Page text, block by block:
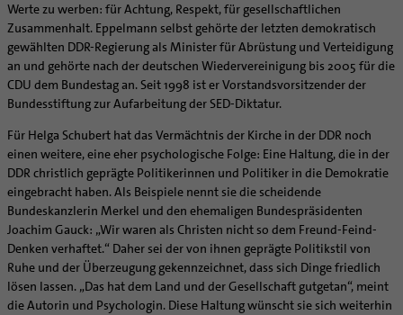
Werte zu werben: für Achtung, Respekt, für gesellschaftlichen
Zusammenhalt. Eppelmann selbst gehörte der letzten demokratisch
gewählten DDR-Regierung als Minister für Abrüstung und Verteidigung
an und gehörte nach der deutschen Wiedervereinigung bis 2005 für die
CDU dem Bundestag an. Seit 1998 ist er Vorstandsvorsitzender der
Bundesstiftung zur Aufarbeitung der SED-Diktatur.
Für Helga Schubert hat das Vermächtnis der Kirche in der DDR noch
einen weitere, eine eher psychologische Folge: Eine Haltung, die in der
DDR christlich geprägte Politikerinnen und Politiker in die Demokratie
eingebracht haben. Als Beispiele nennt sie die scheidende
Bundeskanzlerin Merkel und den ehemaligen Bundespräsidenten
Joachim Gauck: „Wir waren als Christen nicht so dem Freund-Feind-
Denken verhaftet.“ Daher sei der von ihnen geprägte Politikstil von
Ruhe und der Überzeugung gekennzeichnet, dass sich Dinge friedlich
lösen lassen. „Das hat dem Land und der Gesellschaft gutgetan“, meint
die Autorin und Psychologin. Diese Haltung wünscht sie sich weiterhin